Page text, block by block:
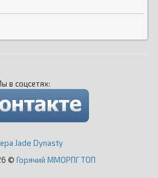
в соцсетях:
Jade Dynasty
© Горячий ММОРПГ ТОП